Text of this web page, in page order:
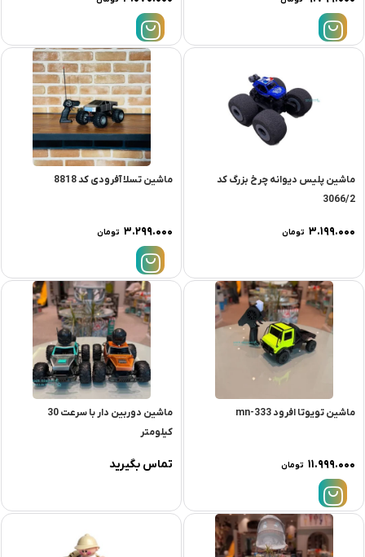
ماشین پلیس دیوانه چرخ بزرگ کد
3066/2
۳.۱۹۹.۰۰۰ تومان
ماشین تسلا آفرودی کد 8818
۳.۲۹۹.۰۰۰ تومان
ماشین تویوتا افرود mn-333
۱۱.۹۹۹.۰۰۰ تومان
ماشین دوربین دار با سرعت 30
کیلومتر
تماس بگیرید